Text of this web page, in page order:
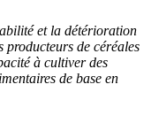
et la détérioration
producteurs de céréales
à cultiver des
de base en